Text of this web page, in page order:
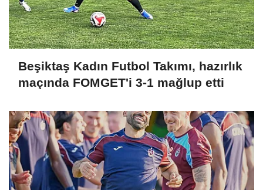
Beşiktaş Kadın Futbol Takımı, hazırlık
maçında FOMGET'i 3-1 mağlup etti